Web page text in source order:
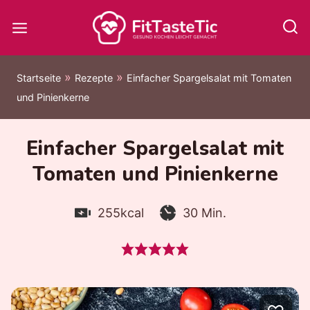
Inhalt
Startseite » Rezepte » Einfacher Spargelsalat mit Tomaten
und Pinienkerne
Einfacher Spargelsalat mit
Tomaten und Pinienkerne
Kalorien:
255kcal Zubereitungszeit:
30Minuten
Min.